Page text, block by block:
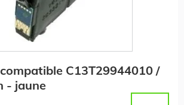
C13T29944010 /
- jaune